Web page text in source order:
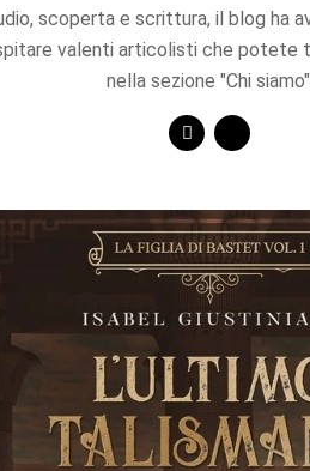
scoperta e scrittura, il blog ha
valenti articolisti che potete
nella sezione "Chi